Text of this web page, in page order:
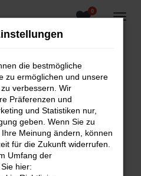
0
Error
aufgetreten.
die dir helfen können:
und deine
die bestmögliche
zu ermöglichen und unsere
verbessern. Wir
Präferenzen und
und Statistiken nur,
geben. Wenn Sie zu
Meinung ändern, können
für die Zukunft widerrufen.
Umfang der
hier: